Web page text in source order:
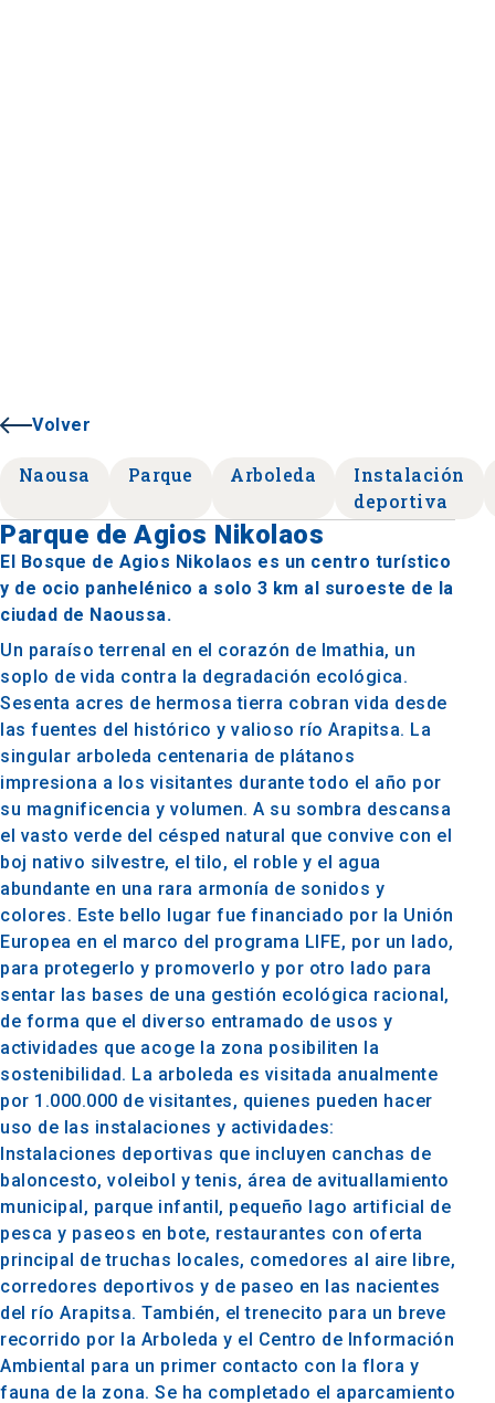
Volver
Naousa Parque Arboleda
Instalación
deportiva
Parque de Agios Nikolaos
El Bosque de Agios Nikolaos es un centro turístico
y de ocio panhelénico a solo 3 km al suroeste de la
ciudad de Naoussa.
Un paraíso terrenal en el corazón de Imathia, un
soplo de vida contra la degradación ecológica.
Sesenta acres de hermosa tierra cobran vida desde
las fuentes del histórico y valioso río Arapitsa. La
singular arboleda centenaria de plátanos
impresiona a los visitantes durante todo el año por
su magnificencia y volumen. A su sombra descansa
el vasto verde del césped natural que convive con el
boj nativo silvestre, el tilo, el roble y el agua
abundante en una rara armonía de sonidos y
colores. Este bello lugar fue financiado por la Unión
Europea en el marco del programa LIFE, por un lado,
para protegerlo y promoverlo y por otro lado para
sentar las bases de una gestión ecológica racional,
de forma que el diverso entramado de usos y
actividades que acoge la zona posibiliten la
sostenibilidad. La arboleda es visitada anualmente
por 1.000.000 de visitantes, quienes pueden hacer
uso de las instalaciones y actividades:
Instalaciones deportivas que incluyen canchas de
baloncesto, voleibol y tenis, área de avituallamiento
municipal, parque infantil, pequeño lago artificial de
pesca y paseos en bote, restaurantes con oferta
principal de truchas locales, comedores al aire libre,
corredores deportivos y de paseo en las nacientes
del río Arapitsa. También, el trenecito para un breve
recorrido por la Arboleda y el Centro de Información
Ambiental para un primer contacto con la flora y
fauna de la zona. Se ha completado el aparcamiento